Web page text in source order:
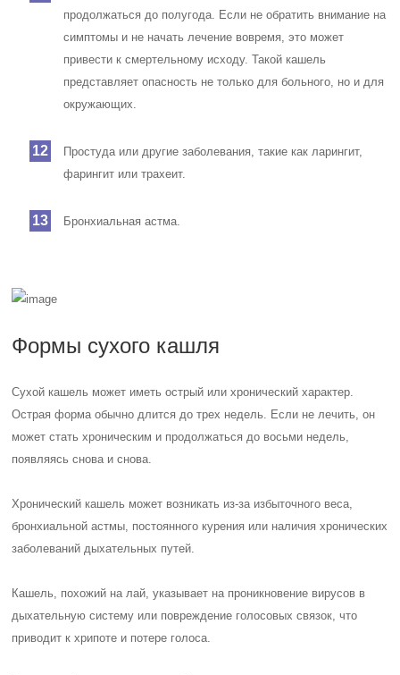
продолжаться до полугода. Если не обратить внимание на
симптомы и не начать лечение вовремя, это может
привести к смертельному исходу. Такой кашель
представляет опасность не только для больного, но и для
окружающих.
Простуда или другие заболевания, такие как ларингит,
фарингит или трахеит.
Бронхиальная астма.
Формы сухого кашля
Сухой кашель может иметь острый или хронический характер.
Острая форма обычно длится до трех недель. Если не лечить, он
может стать хроническим и продолжаться до восьми недель,
появляясь снова и снова.
Хронический кашель может возникать из-за избыточного веса,
бронхиальной астмы, постоянного курения или наличия хронических
заболеваний дыхательных путей.
Кашель, похожий на лай, указывает на проникновение вирусов в
дыхательную систему или повреждение голосовых связок, что
приводит к хрипоте и потере голоса.